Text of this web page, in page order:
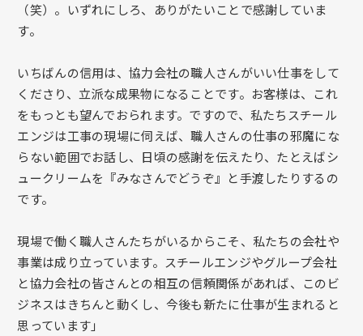
（笑）。いずれにしろ、ありがたいことで感謝していま
す。
いちばんの信用は、協力会社の職人さんがいい仕事をして
くださり、立派な成果物になることです。お客様は、これ
をもっとも望んでおられます。ですので、私たちスチール
エンジは工事の現場に伺えば、職人さんの仕事の邪魔にな
らない範囲でお話し、日頃の感謝を伝えたり、たとえばシ
ュークリームを『みなさんでどうぞ』と手渡したりするの
です。
現場で働く職人さんたちがいるからこそ、私たちの会社や
事業は成り立っています。スチールエンジやグループ会社
と協力会社の皆さんとの相互の信頼関係があれば、このビ
ジネスはきちんと動くし、今後も新たに仕事が生まれると
思っています」